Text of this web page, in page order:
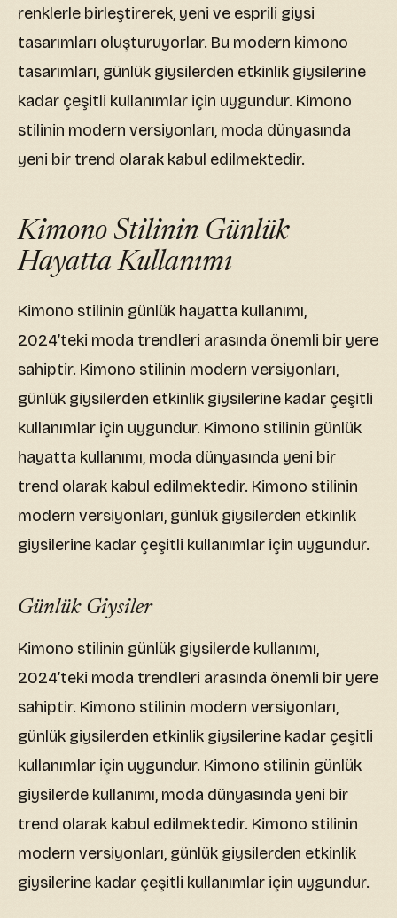
renklerle birleştirerek, yeni ve esprili giysi
tasarımları oluşturuyorlar. Bu modern kimono
tasarımları, günlük giysilerden etkinlik giysilerine
kadar çeşitli kullanımlar için uygundur. Kimono
stilinin modern versiyonları, moda dünyasında
yeni bir trend olarak kabul edilmektedir.
Kimono Stilinin Günlük
Hayatta Kullanımı
Kimono stilinin günlük hayatta kullanımı,
2024’teki moda trendleri arasında önemli bir yere
sahiptir. Kimono stilinin modern versiyonları,
günlük giysilerden etkinlik giysilerine kadar çeşitli
kullanımlar için uygundur. Kimono stilinin günlük
hayatta kullanımı, moda dünyasında yeni bir
trend olarak kabul edilmektedir. Kimono stilinin
modern versiyonları, günlük giysilerden etkinlik
giysilerine kadar çeşitli kullanımlar için uygundur.
Günlük Giysiler
Kimono stilinin günlük giysilerde kullanımı,
2024’teki moda trendleri arasında önemli bir yere
sahiptir. Kimono stilinin modern versiyonları,
günlük giysilerden etkinlik giysilerine kadar çeşitli
kullanımlar için uygundur. Kimono stilinin günlük
giysilerde kullanımı, moda dünyasında yeni bir
trend olarak kabul edilmektedir. Kimono stilinin
modern versiyonları, günlük giysilerden etkinlik
giysilerine kadar çeşitli kullanımlar için uygundur.